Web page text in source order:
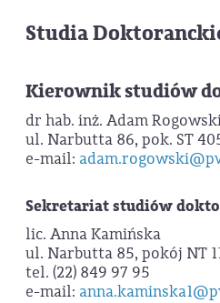
Studia
Kierownik studiów
dr hab. inż. Adam
ul. Narbutta 86, pok. ST
e-mail:
Sekretariat studiów
lic. Anna Kamińska
ul. Narbutta 85, pokój NT
tel. (22) 849 97 95
e-mail: